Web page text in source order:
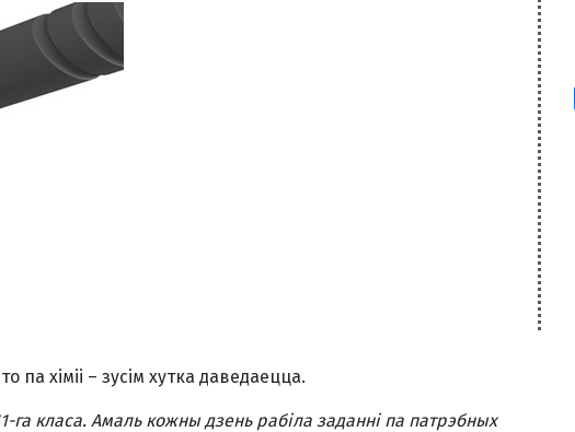
па хіміі – зусім хутка даведаецца.
га класа. Амаль кожны дзень рабіла заданні па патрэбных